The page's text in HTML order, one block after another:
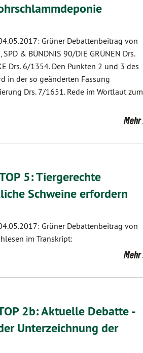
Grüner Debattenbeitrag von
& BÜNDNIS 90/DIE GRÜNEN Drs.
Drs. 6/1354. Den Punkten 2 und 3 des
in der so geänderten Fassung
Drs. 7/1651. Rede im Wortlaut zum
Mehr
5: Tiergerechte
Schweine erfordern
Grüner Debattenbeitrag von
im Transkript:
Mehr
2b: Aktuelle Debatte -
Unterzeichnung der